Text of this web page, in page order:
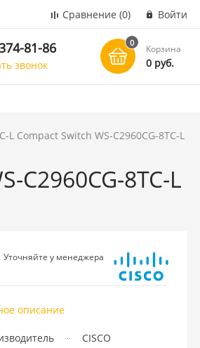
Сравнение (0) Войти
81-86
звонок
0
Корзина
0 руб.
L Compact Switch WS-C2960CG-8TC-L
C2960CG-8TC-L
Уточняйте у менеджера
описание
CISCO